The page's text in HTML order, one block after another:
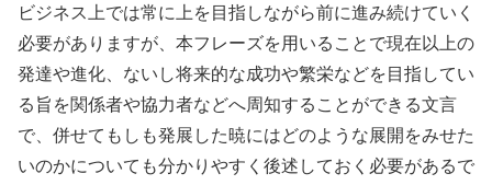
ビジネス上では常に上を目指しながら前に進み続けていく
必要がありますが、本フレーズを用いることで現在以上の
発達や進化、ないし将来的な成功や繁栄などを目指してい
る旨を関係者や協力者などへ周知することができる文言
で、併せてもしも発展した暁にはどのような展開をみせた
いのかについても分かりやすく後述しておく必要があるで